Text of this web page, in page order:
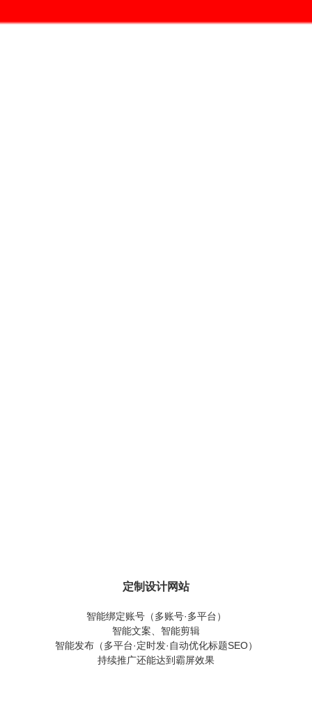
定制设计网站
智能绑定账号（多账号·多平台）
智能文案、智能剪辑
智能发布（多平台·定时发·自动优化标题SEO）
持续推广还能达到霸屏效果